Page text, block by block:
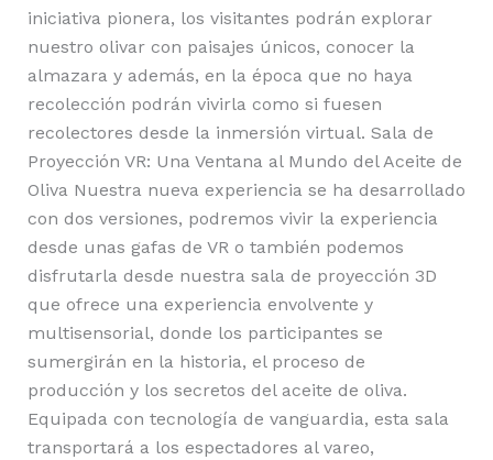
iniciativa pionera, los visitantes podrán explorar
nuestro olivar con paisajes únicos, conocer la
almazara y además, en la época que no haya
recolección podrán vivirla como si fuesen
recolectores desde la inmersión virtual. Sala de
Proyección VR: Una Ventana al Mundo del Aceite de
Oliva Nuestra nueva experiencia se ha desarrollado
con dos versiones, podremos vivir la experiencia
desde unas gafas de VR o también podemos
disfrutarla desde nuestra sala de proyección 3D
que ofrece una experiencia envolvente y
multisensorial, donde los participantes se
sumergirán en la historia, el proceso de
producción y los secretos del aceite de oliva.
Equipada con tecnología de vanguardia, esta sala
transportará a los espectadores al vareo,